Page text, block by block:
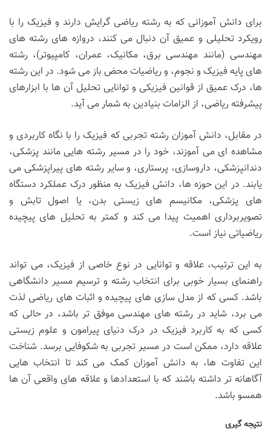
برای دانش آموزانی که به رشته ریاضی گرایش دارند و فیزیک را با
رویکرد تحلیلی و عمیق آن دنبال می کنند، دروازه های رشته های
مهندسی (مانند مهندسی برق، مکانیک، عمران، کامپیوتر)، رشته
های پایه فیزیک و نجوم، و ریاضیات محض باز می شود. در این رشته
ها، درک عمیق از قوانین فیزیکی و توانایی تحلیل آن ها با ابزارهای
پیشرفته ریاضی، از الزامات بنیادین به شمار می آید.
در مقابل، دانش آموزان رشته تجربی که فیزیک را با نگاه کاربردی و
مشاهده ای می آموزند، خود را در مسیر رشته هایی مانند پزشکی،
دندانپزشکی، داروسازی، پرستاری، و سایر رشته های پیراپزشکی می
یابند. در این حوزه ها، دانش فیزیک به منظور درک عملکرد دستگاه
های پزشکی، مکانیسم های زیستی بدن، یا اصول تابش و
تصویربرداری اهمیت پیدا می کند و کمتر به تحلیل های پیچیده
ریاضیاتی نیاز است.
به این ترتیب، علاقه و توانایی در نوع خاصی از فیزیک، می تواند
راهنمای بسیار خوبی برای انتخاب رشته و ترسیم مسیر دانشگاهی
باشد. کسی که از مدل سازی های پیچیده و اثبات های ریاضی لذت
می برد، شاید در رشته های مهندسی موفق تر باشد، در حالی که
کسی که به کاربرد فیزیک در درک دنیای پیرامون و علوم زیستی
علاقه دارد، ممکن است در مسیر تجربی به شکوفایی برسد. شناخت
این تفاوت ها، به دانش آموزان کمک می کند تا انتخاب هایی
آگاهانه تر داشته باشند که با استعدادها و علاقه های واقعی آن ها
همسو باشد.
نتیجه گیری